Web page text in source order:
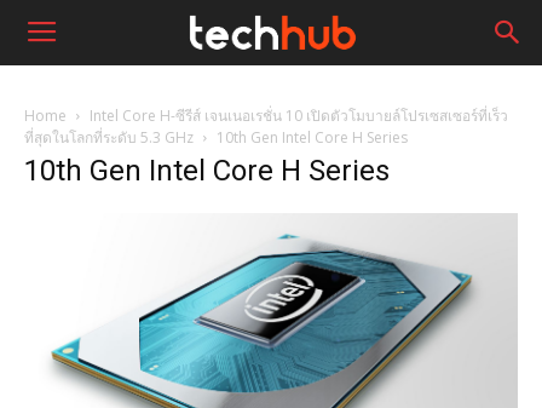
Home
Intel Core H-ซีรีส์ เจนเนอเรชั่น 10 เปิดตัวโมบายล์โปรเซสเซอร์ที่เร็ว
ที่สุดในโลกที่ระดับ 5.3 GHz
10th Gen Intel Core H Series
10th Gen Intel Core H Series